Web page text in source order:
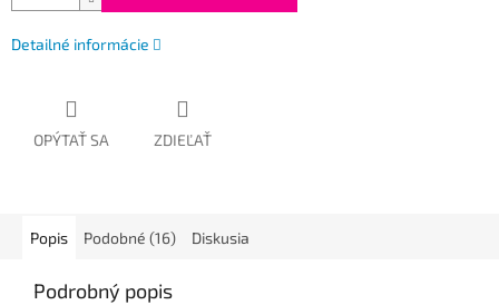
Detailné informácie
OPÝTAŤ SA ZDIEĽAŤ
Popis Podobné (16) Diskusia
Podrobný popis